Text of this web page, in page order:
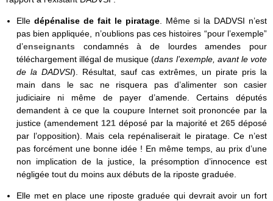
Elle dépénalise de fait le piratage. Même si la DADVSI n’est
pas bien appliquée, n’oublions pas ces histoires “pour l’exemple”
d’enseignants condamnés à de lourdes amendes pour
téléchargement illégal de musique (dans l’exemple, avant le vote
de la DADVSI). Résultat, sauf cas extrêmes, un pirate pris la
main dans le sac ne risquera pas d’alimenter son casier
judiciaire ni même de payer d’amende. Certains députés
demandent à ce que la coupure Internet soit prononcée par la
justice (amendement 121déposé par la majorité et 265 déposé
par l’opposition). Mais cela repénaliserait le piratage. Ce n’est
pas forcément une bonne idée ! En même temps, au prix d’une
non implication de la justice, la présomption d’innocence est
négligée tout du moins aux débuts de la riposte graduée.
Elle met en place une riposte graduée qui devrait avoir un fort